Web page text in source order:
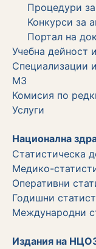
Процедури
Koнкурси за
Портал на
Учебна дейност
Специализации
МЗ
Комисия по
Услуги
Национална
Статистическа
Медико-
Оперативни
Годишни
Международни
Издания на